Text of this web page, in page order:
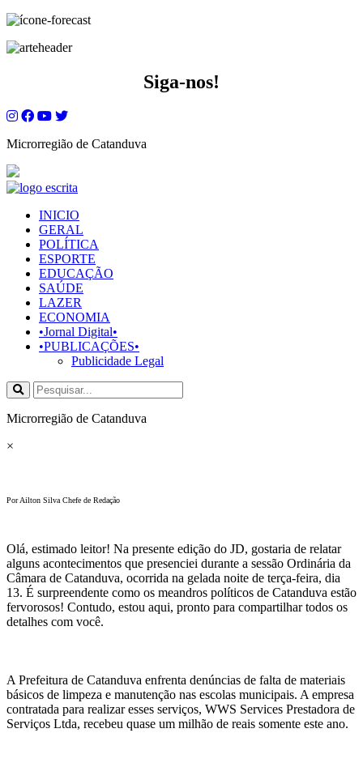
Siga-nos!
Microrregião de Catanduva
INICIO
GERAL
POLÍTICA
ESPORTE
EDUCAÇÃO
SAÚDE
LAZER
ECONOMIA
•Jornal Digital•
•PUBLICAÇÕES•
Publicidade Legal
Microrregião de Catanduva
×
Por Ailton Silva Chefe de Redação
Olá, estimado leitor! Na presente edição do JD, gostaria de relatar
alguns acontecimentos que presenciei durante a sessão Ordinária da
Câmara de Catanduva, ocorrida na gelada noite de terça-feira, dia
13. É surpreendente como os meandros políticos de Catanduva estão
fervorosos! Contudo, estou aqui, pronto para compartilhar todos os
detalhes com você.
A Prefeitura de Catanduva enfrenta denúncias de falta de materiais
básicos de limpeza e manutenção nas escolas municipais. A empresa
contratada para realizar esses serviços, WWS Services Prestadora de
Serviços Ltda, recebeu quase um milhão de reais somente este ano.